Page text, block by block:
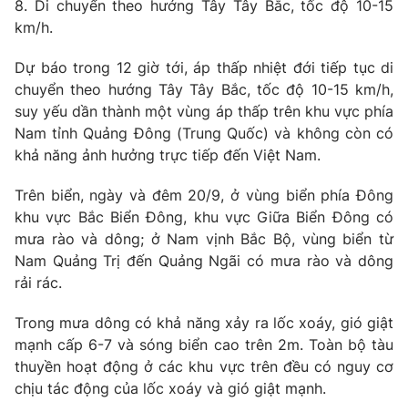
VTV4 Vươn mình bằng AI
VTV9 VTV8
Liên hệ tòa soạn English
THỜI BÁO VTV
Cơ quan chủ quản:Đài Truyền hình Việt Nam
Cơ quan báo chí:Thời báo VTV
Giấy phép hoạt động báo in và báo điện tử số 483/GP-BTTTT
8. Di chuyển theo hướng Tây Tây Bắc, tốc độ 10-15
km/h.
Dự báo trong 12 giờ tới, áp thấp nhiệt đới tiếp tục di
chuyển theo hướng Tây Tây Bắc, tốc độ 10-15 km/h,
suy yếu dần thành một vùng áp thấp trên khu vực phía
Nam tỉnh Quảng Đông (Trung Quốc) và không còn có
khả năng ảnh hưởng trực tiếp đến Việt Nam.
Trên biển, ngày và đêm 20/9, ở vùng biển phía Đông
khu vực Bắc Biển Đông, khu vực Giữa Biển Đông có
mưa rào và dông; ở Nam vịnh Bắc Bộ, vùng biển từ
Nam Quảng Trị đến Quảng Ngãi có mưa rào và dông
rải rác.
Trong mưa dông có khả năng xảy ra lốc xoáy, gió giật
mạnh cấp 6-7 và sóng biển cao trên 2m. Toàn bộ tàu
thuyền hoạt động ở các khu vực trên đều có nguy cơ
chịu tác động của lốc xoáy và gió giật mạnh.